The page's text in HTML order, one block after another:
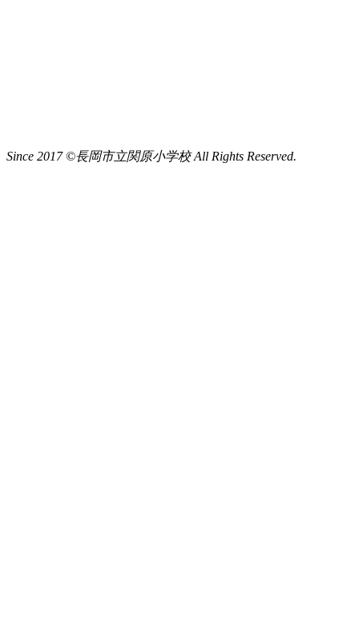
Since 2017 ©長岡市立関原小学校 All Rights Reserved.